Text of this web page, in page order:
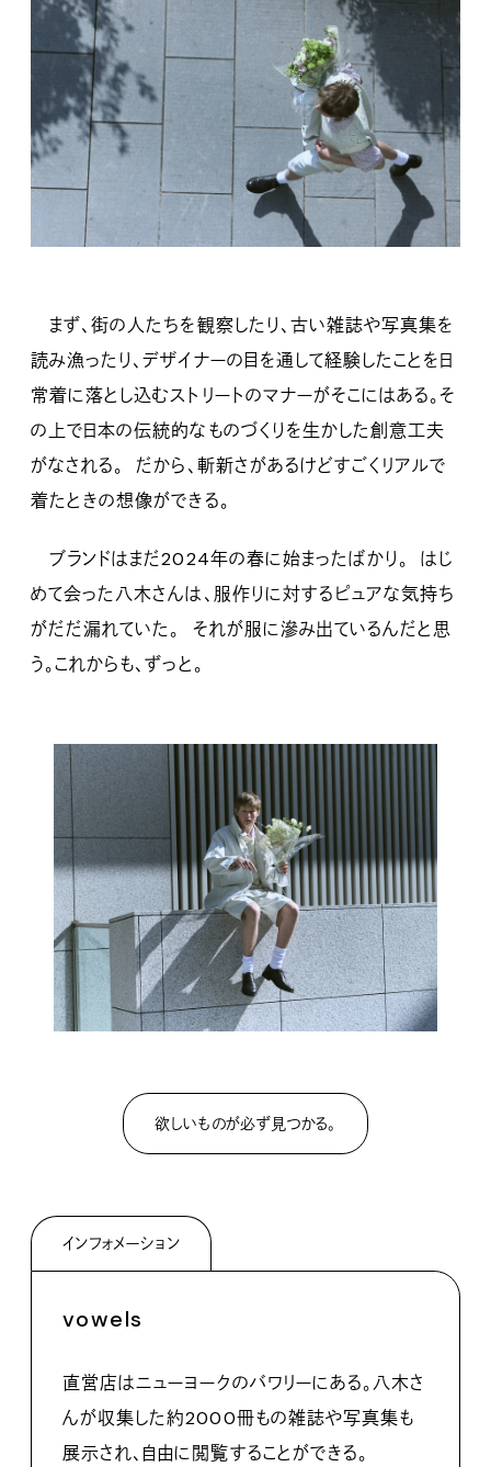
まず、街の人たちを観察したり、古い雑誌や写真集を
読み漁ったり、デザイナーの目を通して経験したことを日
常着に落とし込むストリートのマナーがそこにはある。そ
の上で日本の伝統的なものづくりを生かした創意工夫
がなされる。 だから、斬新さがあるけどすごくリアルで
着たときの想像ができる。
ブランドはまだ2024年の春に始まったばかり。 はじ
めて会った八木さんは、服作りに対するピュアな気持ち
がだだ漏れていた。 それが服に滲み出ているんだと思
う。これからも、ずっと。
欲しいものが必ず見つかる。
インフォメーション
vowels
直営店はニューヨークのバワリーにある。八木さ
んが収集した約2000冊もの雑誌や写真集も
展示され、自由に閲覧することができる。